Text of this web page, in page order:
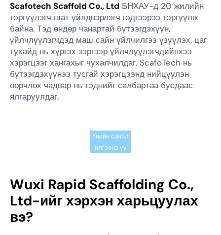
Scafotech Scaffold Co., Ltd БНХАУ-д 20 жилийн
тэргүүлэгч шат үйлдвэрлэгч гэдгээрээ тэргүүлж
байна. Тэд өндөр чанартай бүтээгдэхүүн,
үйлчлүүлэгчдэд маш сайн үйлчилгээ үзүүлэх, цаг
тухайд нь хүргэх зэргээр үйлчлүүлэгчдийнхээ
хэрэгцээг хангахыг чухалчилдаг. ScafoTech нь
бүтээгдэхүүнээ тусгай хэрэгцээнд нийцүүлэн
өөрчлөх чадвар нь тэднийг салбартаа бусдаас
ялгаруулдаг.
Үнийн санал
илгээнэ үү
Wuxi Rapid Scaffolding Co.,
Ltd-ийг хэрхэн харьцуулах
вэ?